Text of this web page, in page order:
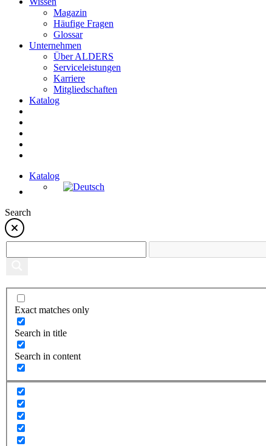
Magazin
Häufige Fragen
Glossar
Unternehmen
Über ALDERS
Serviceleistungen
Karriere
Mitgliedschaften
Katalog
Katalog
Search
Exact matches only
Search in title
Search in content